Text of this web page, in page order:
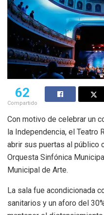
62
Compartido
Con motivo de celebrar un
la Independencia, el Teatro
abrir sus puertas al público
Orquesta Sinfónica
Municipal de Arte.
La sala fue acondicionada
sanitarios y un aforo del